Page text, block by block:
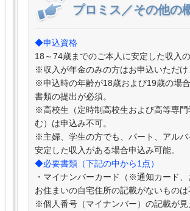
プロミス／その他の
◆申込資格
18～74歳までのご本人に安定した収入
※収入が年金のみの方はお申込いただけ
※申込時の年齢が18歳および19歳の場
書類の提出が必須。
※高校生（定時制高校生および高等専門
む）は申込み不可。
※主婦、学生の方でも、パート、アルバ
安定した収入がある場合申込み可能。
◆必要書類（下記の中から1点）
・マイナンバーカード（※通知カード
お住まいの自宅住所の記載がないものは
※個人番号（マイナンバー）の記載が見